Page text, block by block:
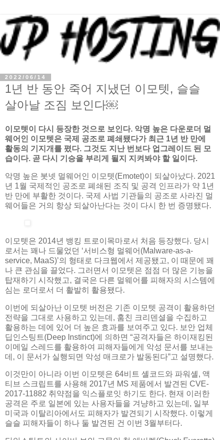
2022/06/14
1년 반 동안 죽어 지냈던 이모텟, 슬슬
살아날 조짐 보인다￼
이모텟이 다시 등장한 것으로 보인다. 악명 높은 다운로더 멀
웨어인 이모텟은 국제 공조로 폐쇄됐다가 최근 1년 반 만에
활동의 기지개를 폈다. 그것도 지난 번보다 업그레이드 된 모
습이다. 곧 다시 기승을 부리게 될지 지켜봐야 할 일이다.
악명 높은 봇넷 멀웨어인 이모텟(Emotet)이 되살아났다. 2021
년 1월 국제적인 공조로 폐쇄된 조직 및 공격 인프라가 약 1년
반 만에 부활한 것이다. 국제 사법 기관들의 공조로 사라진 멀
웨어들은 거의 항상 되살아난다는 것이 다시 한 번 증명됐다.
이모텟은 2014년 뱅킹 트로이목마로서 처음 등장했다. 당시
로서는 꽤나 드물었던 ‘서비스형 멀웨어(Malware-as-a-
service, MaaS)’의 형태로 다크웹에서 제공됐고, 이 때문에 꽤
나 큰 관심을 끌었다. 그러면서 이모텟은 점점 더 많은 기능을
탑재하기 시작했고, 결국은 다른 멀웨어를 피해자의 시스템에
심는 로더로서 더 활발히 활용됐다.
이번에 되살아난 이모텟 버전은 기존 이모텟 공격이 활용하던
전략을 그대로 사용하고 있는데, 훔친 크리덴셜을 수집하고
활용하는 데에 있어 더 높은 효과를 보여주고 있다. 보안 업체
딥인스팅트(Deep Instinct)에 의하면 “공격자들은 하이재킹된
이메일 스레드를 활용하여 피해자들에게 악성 문서를 보내는
데, 이 문서가 실행되면 악성 매크로가 발동된다”고 설명했다.
이것만이 아니라 이번 이모텟은 64비트 셸코드와 파워셸, 액
티브 스크립트를 사용해 2017년 MS 제품에서 발견된 CVE-
2017-11882 취약점을 익스플로잇 하기도 한다. 현재 이러한
공격은 주로 일본에 있는 사용자들을 겨냥하고 있는데, 일부
미국과 이탈리아에서도 피해자가 발견되기 시작했다. 이렇게
슬슬 피해자들이 하나 둘 발견된 건 이번 3월부터다.